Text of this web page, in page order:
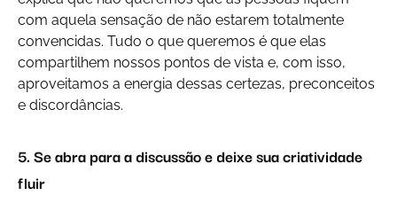
com aquela sensação de não estarem totalmente
convencidas. Tudo o que queremos é que elas
compartilhem nossos pontos de vista e, com isso,
aproveitamos a energia dessas certezas, preconceitos
e discordâncias.
5. Se abra para a discussão e deixe sua criatividade
fluir